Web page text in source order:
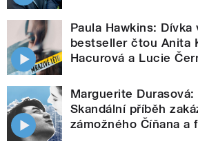
Paula Hawkins:
bestseller čtou Anita
Hacurová a Lucie
Marguerite
Skandální příběh
zámožného Číňana a